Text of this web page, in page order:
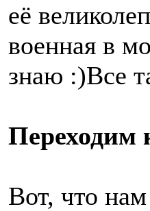
её
военная в
знаю :)Все
Переходим
Вот, что